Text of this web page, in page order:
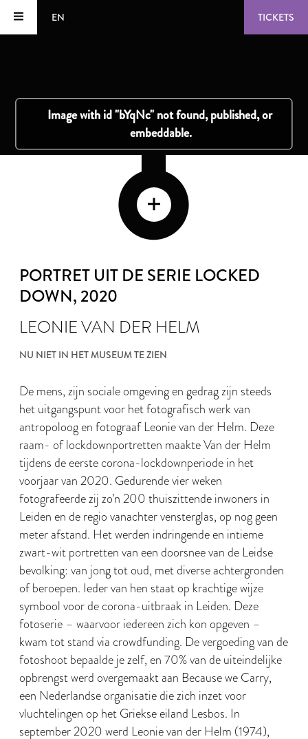
EN TICKETS
PORTRET UIT DE SERIE LOCKED
DOWN, 2020
LEONIE VAN DER HELM
NU NIET IN HET MUSEUM TE ZIEN
De mens, zijn sociale omgeving en gedrag zijn steeds
het uitgangspunt voor het fotografisch werk van
antropoloog en fotograaf Leonie van der Helm. Deze
raam- of lockdownportretten maakte Van der Helm
tijdens de eerste corona-lockdownperiode in het
voorjaar van 2020. Gedurende vier weken
fotografeerde zij zo’n 200 thuiszittende inwoners in
Leiden en de regio vanachter vensterglas, op nog geen
meter afstand. Het werden indringende en intieme
zwart-wit portretten van een doorsnee van de Leidse
bevolking: van jong tot oud, met diverse achtergronden
of beroepen. Ieder van hen staat op krachtige wijze
symbool voor de corona-uitbraak in Leiden. Deze
fotoserie – waarvoor iedereen zich kon opgeven –
kwam tot stand via crowdfunding. De vergoeding van de
fotoshoot bepaalde je zelf, en 70% van de uiteindelijke
opbrengst werd overgemaakt aan Because we Carry,
een Nederlandse organisatie die zich inzet voor
vluchtelingen op het Griekse eiland Lesbos. In
september 2020 werd Leonie van der Helm (1974),